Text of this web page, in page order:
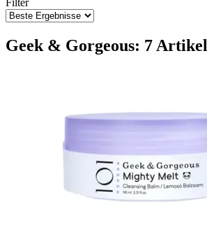
Geek & Gorgeous: 7 Artikel